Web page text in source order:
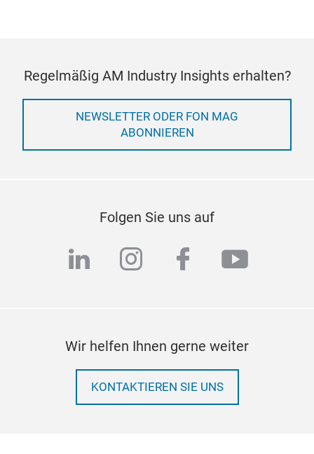
Regelmäßig AM Industry Insights erhalten?
NEWSLETTER ODER FON MAG
ABONNIEREN
Folgen Sie uns auf
linkedininstagram
facebook
Wir helfen Ihnen gerne weiter
KONTAKTIEREN SIE UNS